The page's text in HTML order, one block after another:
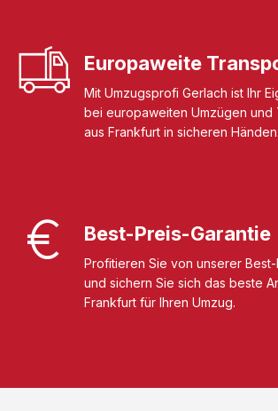
Europaweite
Mit Umzugsprofi Gerlach ist Ihr
bei europaweiten Umzügen und
aus Frankfurt in sicheren Händen.
Best-Preis-Garantie
Profitieren Sie von unserer
und sichern Sie sich das beste
Frankfurt für Ihren Umzug.